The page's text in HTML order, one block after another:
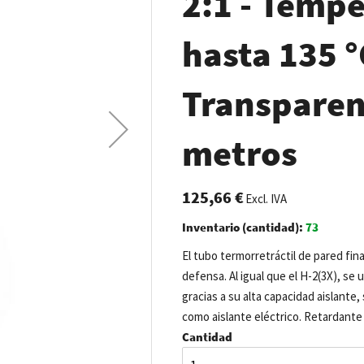
hasta 135
metros
125,66 €Excl. IVA
Inventario (cantidad): 73
El tubo termorretráctil de pared
defensa. Al igual que el H-2(3X), se
gracias a su alta capacidad
como aislante eléctrico. Retardante
Cantidad